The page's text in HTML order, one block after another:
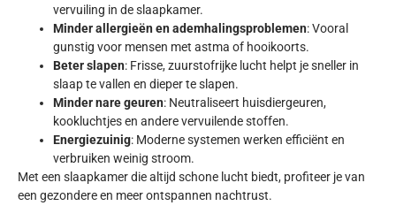
vervuiling in de slaapkamer.
Minder allergieën en ademhalingsproblemen: Vooral
gunstig voor mensen met astma of hooikoorts.
Beter slapen: Frisse, zuurstofrijke lucht helpt je sneller in
slaap te vallen en dieper te slapen.
Minder nare geuren: Neutraliseert huisdiergeuren,
kookluchtjes en andere vervuilende stoffen.
Energiezuinig: Moderne systemen werken efficiënt en
verbruiken weinig stroom.
Met een slaapkamer die altijd schone lucht biedt, profiteer je van
een gezondere en meer ontspannen nachtrust.